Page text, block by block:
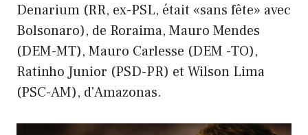
Denarium (RR, ex-PSL, était «sans fête» avec
Bolsonaro), de Roraima, Mauro Mendes
(DEM-MT), Mauro Carlesse (DEM -TO),
Ratinho Junior (PSD-PR) et Wilson Lima
(PSC-AM), d'Amazonas.